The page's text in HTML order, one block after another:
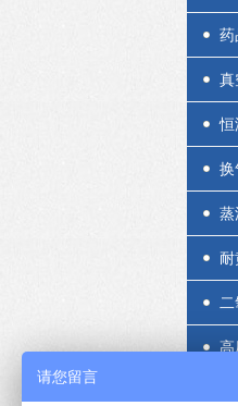
药
真
恒
换
蒸
耐
高
请您留言